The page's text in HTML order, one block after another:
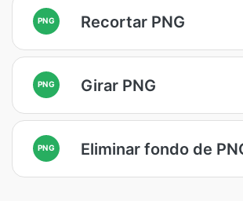
PNG Recortar PNG
PNG Girar PNG
PNG Eliminar fondo de